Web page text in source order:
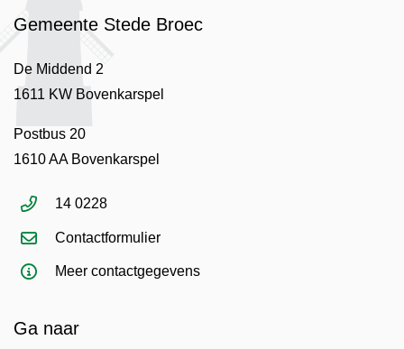
Gemeente Stede Broec
De Middend 2
1611 KW Bovenkarspel
Postbus 20
1610 AA Bovenkarspel
14 0228
Contactformulier
Meer contactgegevens
Ga naar